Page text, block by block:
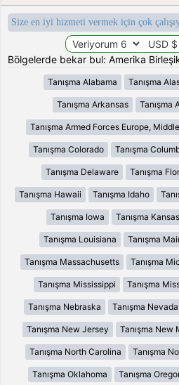
Size en iyi hizmeti vermek için çok
Bölgelerde bekar bul: Amerika
Tanışma Alabama Tanışma
Tanışma Arkansas Tanışma
Tanışma Armed Forces Europe,
Tanışma Colorado Tanışma
Tanışma Delaware Tanışma
Tanışma Hawaii Tanışma Idaho
Tanışma Iowa Tanışma Kansas
Tanışma Louisiana Tanışma
Tanışma Massachusetts Tanışma
Tanışma Mississippi Tanışma
Tanışma Nebraska Tanışma Nevada
Tanışma New Jersey Tanışma New
Tanışma North Carolina Tanışma
Tanışma Oklahoma Tanışma